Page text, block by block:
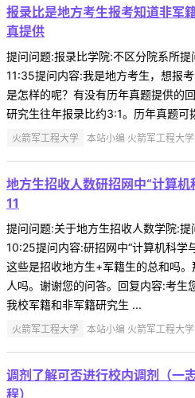
报录比是地方考生报考知道非军
真提供
提问问题:报录比学院:不区分院系所
11:35提问内容:我是地方考生，想报
是怎样的呢？有没有历年真题提供的
研究生往年报录比约3:1。历年真题可
火箭军工程大学 本站小编 火箭军工程大
地方生招收人数研招网中“计算
11
提问问题:关于地方生招收人数学院:
10:25提问内容:研招网中“计算机科学
这些是招收地方生+军籍生的总和吗
人吗。谢谢您的问答。回复内容:考生
我校军籍和非军籍研究生 ...
火箭军工程大学 本站小编 火箭军工程大
调剂了解可否进行校内调剂（一
程）